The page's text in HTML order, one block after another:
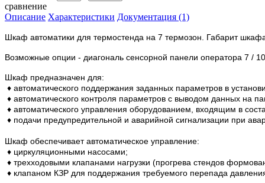
сравнение
Описание Характеристики Документация (1)
Шкаф автоматики для термостенда на 7 термозон. Габарит
Возможные опции - диагональ сенсорной панели оператора 7 /
Шкаф предназначен для:
♦ автоматического поддержания заданных параметров в
♦ автоматического контроля параметров с выводом данных на
♦ автоматического управления оборудованием, входящим в
♦ подачи предупредительной и аварийной сигнализации при
Шкаф обеспечивает автоматическое управление:
♦ циркуляционными насосами;
♦ трехходовыми клапанами нагрузки (прогрева стендов
♦ клапаном КЗР для поддержания требуемого перепада